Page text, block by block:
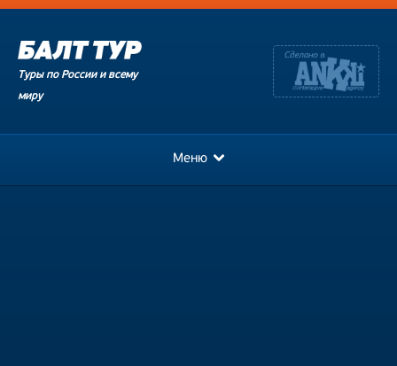
Туры по России и всему
миру
Меню